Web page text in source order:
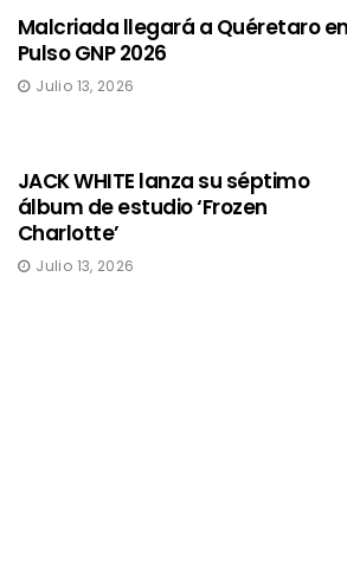
Malcriada llegará a Quéretaro en
Pulso GNP 2026
Julio 13, 2026
JACK WHITE lanza su séptimo
álbum de estudio ‘Frozen
Charlotte’
Julio 13, 2026